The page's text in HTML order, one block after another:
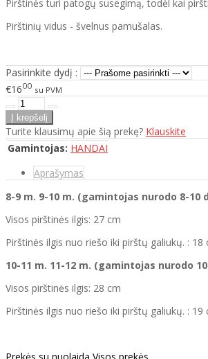
Pirštinės turi patogų susegimą, todėl kai
Pirštinių vidus - švelnus pamušalas.
Pasirinkite dydį :
€1600 su PVM
Turite klausimų apie šią prekę? Klauskite
Gamintojas: HANDAI
Aprašymas
8-9 m. 9-10 m. (gamintojas nurodo 8-10
Visos pirštinės ilgis: 27 cm
Pirštinės ilgis nuo riešo iki pirštų galiukų. : 18
10-11 m. 11-12 m. (gamintojas nurodo
Visos pirštinės ilgis: 28 cm
Pirštinės ilgis nuo riešo iki pirštų galiukų. : 19